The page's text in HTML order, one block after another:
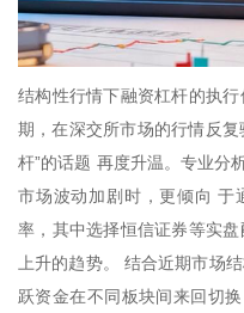
结构性行情下融资杠杆的执
期，在深交所市场的行情反
杆”的话题 再度升温。专业分
市场波动加剧时，更倾向 于
率，其中选择恒信证券等实
上升的趋势。 结合近期市场
跃资金在不同板块间来回切